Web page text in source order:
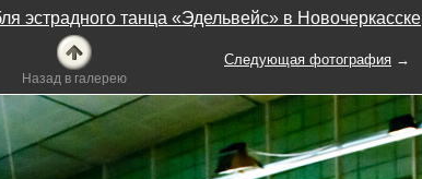
эстрадного танца «Эдельвейс» в Новочеркасске
Назад в галерею
Следующая фотография →